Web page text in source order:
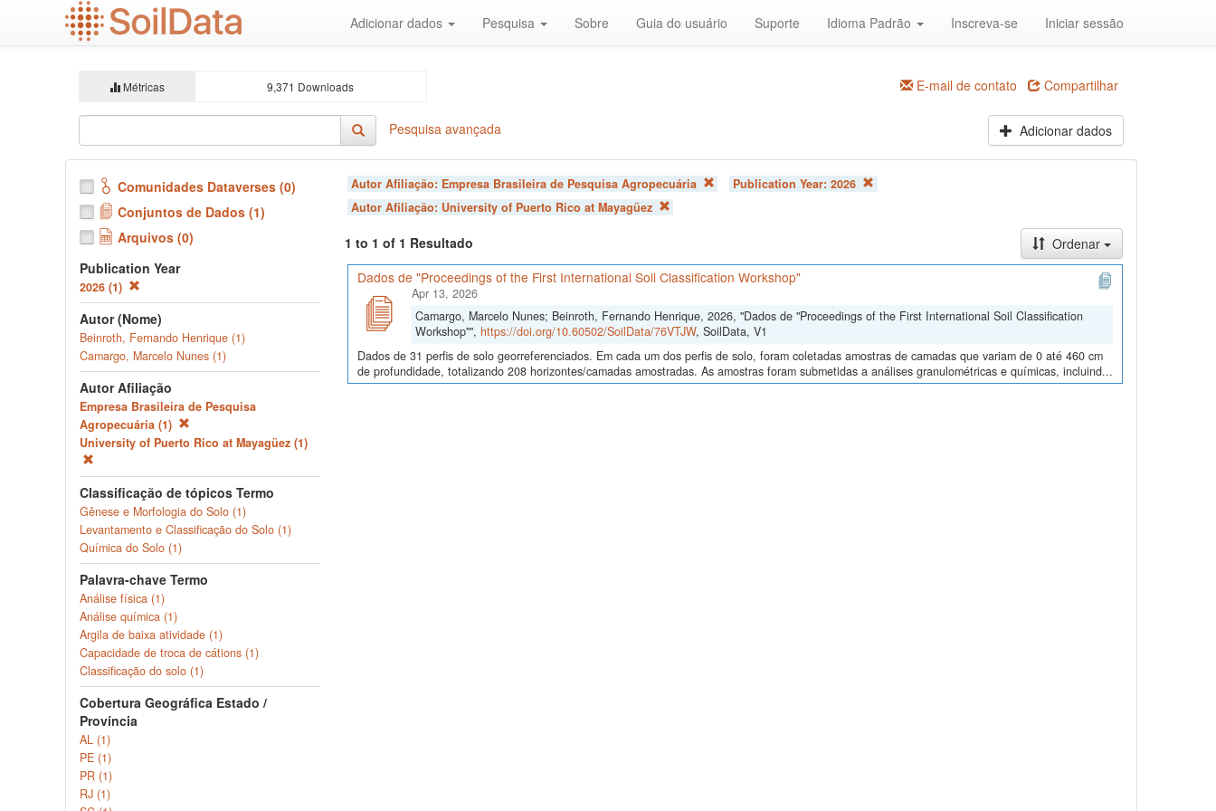
Adicionar dados Pesquisa Sobre Guia do usuário Suporte Idioma Padrão Inscreva-se Iniciar sessão
Métricas 9,371 Downloads E-mail de contato Compartilhar
Pesquisa avançada Adicionar dados
Comunidades Dataverses (0)
Conjuntos de Dados (1)
Arquivos (0)
Publication Year
2026 (1)
Autor (Nome)
Beinroth, Fernando Henrique (1)
Camargo, Marcelo Nunes (1)
Autor Afiliação
Empresa Brasileira de Pesquisa
Agropecuária (1)
University of Puerto Rico at Mayagüez (1)
Classificação de tópicos Termo
Gênese e Morfologia do Solo (1)
Levantamento e Classificação do Solo (1)
Química do Solo (1)
Palavra-chave Termo
Análise física (1)
Análise química (1)
Argila de baixa atividade (1)
Capacidade de troca de cátions (1)
Classificação do solo (1)
Cobertura Geográfica Estado /
Província
AL (1)
PE (1)
PR (1)
RJ (1)
Autor Afiliação: Empresa Brasileira de Pesquisa Agropecuária Publication Year: 2026
Autor Afiliação: University of Puerto Rico at Mayagüez
1 to 1 of 1 Resultado
Ordenar
Dados de "Proceedings of the First International Soil Classification Workshop"
Apr 13, 2026
Camargo, Marcelo Nunes; Beinroth, Fernando Henrique, 2026, "Dados de "Proceedings of the First International Soil Classification
Workshop"", https://doi.org/10.60502/SoilData/76VTJW, SoilData, V1
Dados de 31 perfis de solo georreferenciados. Em cada um dos perfis de solo, foram coletadas amostras de camadas que variam de 0 até 460 cm
de profundidade, totalizando 208 horizontes/camadas amostradas. As amostras foram submetidas a análises granulométricas e químicas, incluind...